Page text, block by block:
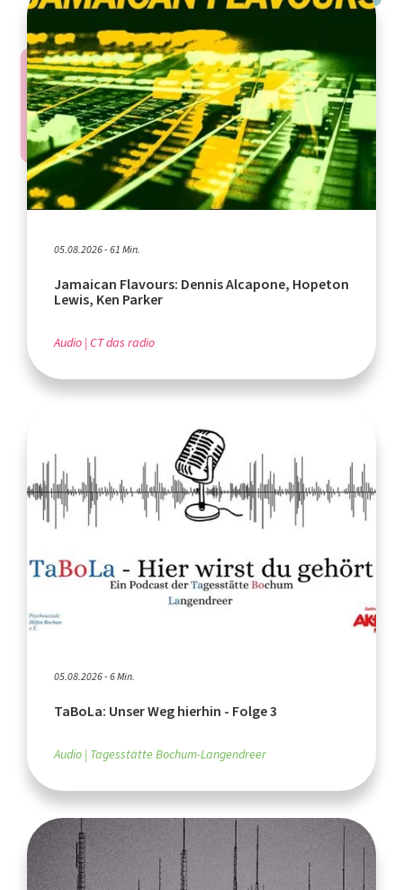
05.08.2026 - 61 Min.
Jamaican Flavours: Dennis Alcapone, Hopeton
Lewis, Ken Parker
Audio CT das radio
05.08.2026 - 6 Min.
TaBoLa: Unser Weg hierhin - Folge 3
Audio Tagesstätte Bochum-Langendreer